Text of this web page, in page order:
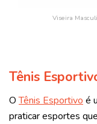
Viseira
Tênis
OTênis Esportivo é
praticar esportes